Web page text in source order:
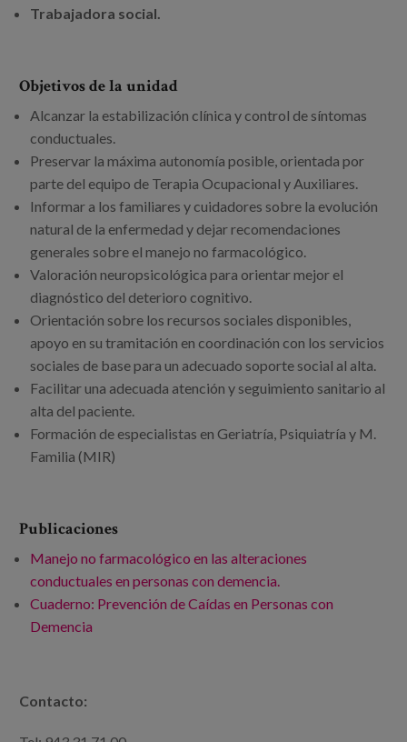
Trabajadora social.
Objetivos de la unidad
Alcanzar la estabilización clínica y control de síntomas
conductuales.
Preservar la máxima autonomía posible, orientada por
parte del equipo de Terapia Ocupacional y Auxiliares.
Informar a los familiares y cuidadores sobre la evolución
natural de la enfermedad y dejar recomendaciones
generales sobre el manejo no farmacológico.
Valoración neuropsicológica para orientar mejor el
diagnóstico del deterioro cognitivo.
Orientación sobre los recursos sociales disponibles,
apoyo en su tramitación en coordinación con los servicios
sociales de base para un adecuado soporte social al alta.
Facilitar una adecuada atención y seguimiento sanitario al
alta del paciente.
Formación de especialistas en Geriatría, Psiquiatría y M.
Familia (MIR)
Publicaciones
Manejo no farmacológico en las alteraciones
conductuales en personas con demencia.
Cuaderno: Prevención de Caídas en Personas con
Demencia
Contacto: